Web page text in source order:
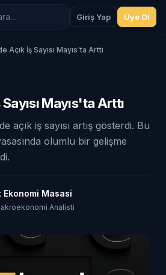
Giriş Yap Üye Ol
Açık İş Sayısı Mayıs'ta Arttı
Mayıs'ta Arttı
açık iş sayısı artış gösterdi. Bu
olumlu bir gelişme
Masasi
Analisti